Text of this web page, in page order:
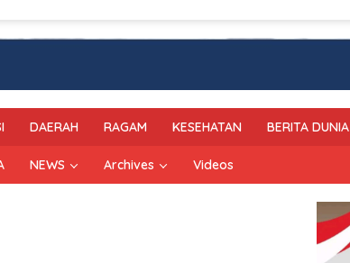
DAERAH RAGAM KESEHATAN BERITA DUNIA
NEWS Archives Videos